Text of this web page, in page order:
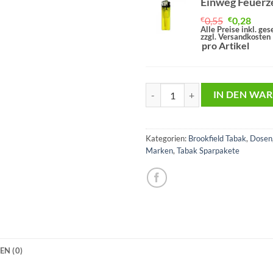
€0,55
Preis
war:
€0,55
€0,28
Preis
ist:
Alle Preise inkl.
zzgl. Versandkosten
pro Artikel
Brookfield American Blend Rot
IN DEN
Kategorien: Brookfield Tabak, Dosen
Marken,Tabak Sparpakete
(0)